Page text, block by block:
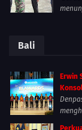
Bali
Erwin